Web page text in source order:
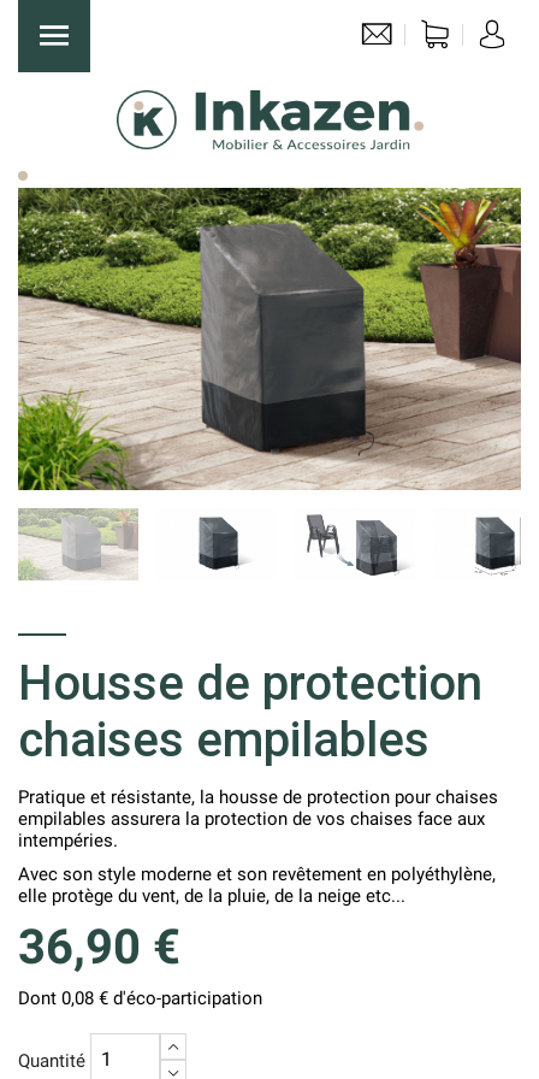
Housse de protection
chaises empilables
Pratique et résistante, la housse de protection pour chaises
empilables assurera la protection de vos chaises face aux
intempéries.
Avec son style moderne et son revêtement en polyéthylène,
elle protège du vent, de la pluie, de la neige etc...
36,90 €
Dont 0,08 € d'éco-participation
Quantité
+
−